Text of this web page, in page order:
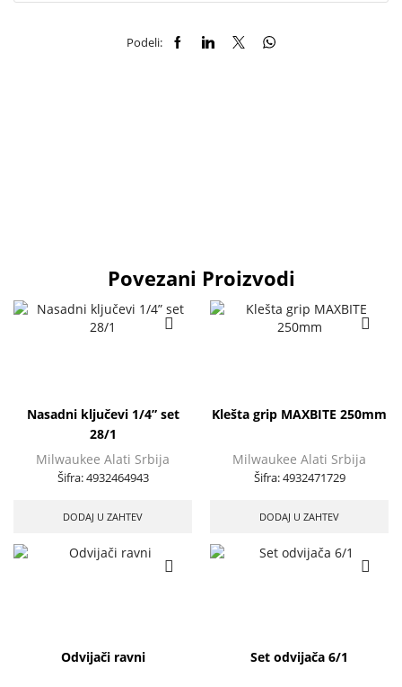
Podeli:
Povezani Proizvodi
Nasadni ključevi 1/4” set
28/1
Milwaukee Alati Srbija
Šifra:4932464943
DODAJ U ZAHTEV
Klešta grip MAXBITE 250mm
Milwaukee Alati Srbija
Šifra:4932471729
DODAJ U ZAHTEV
Odvijači ravni Set odvijača 6/1